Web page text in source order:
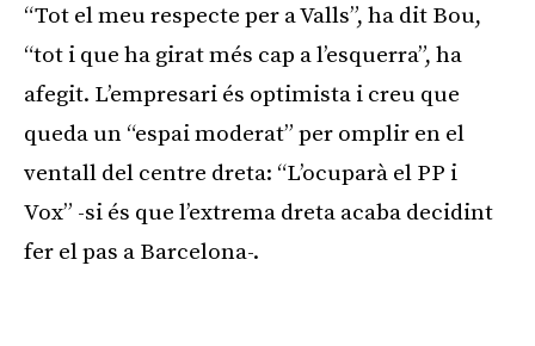
“Tot el meu respecte per a Valls”, ha dit Bou,
“tot i que ha girat més cap a l’esquerra”, ha
afegit. L’empresari és optimista i creu que
queda un “espai moderat” per omplir en el
ventall del centre dreta: “L’ocuparà el PP i
Vox” -si és que l’extrema dreta acaba decidint
fer el pas a Barcelona-.